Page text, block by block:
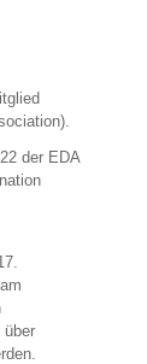
der EDA
über